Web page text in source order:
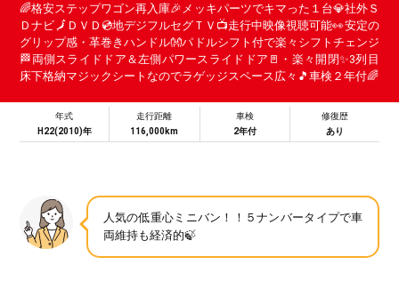
🌈格安ステップワゴン再入庫🎉メッキパーツでキマった１台💎社外Ｓ
Ｄナビ🗾ＤＶＤ💿地デジフルセグＴＶ📺走行中映像視聴可能👀安定の
グリップ感・革巻きハンドル👐パドルシフト付で楽々シフトチェンジ
🏁両側スライドドア＆左側パワースライドドア🚪・楽々開閉✨3列目
床下格納マジックシートなのでラゲッジスペース広々🎵車検２年付🌈
年式
H22(2010)年
走行距離
116,000km
車検
2年付
修復歴
あり
人気の低重心ミニバン！！５ナンバータイプで車
両維持も経済的🍃